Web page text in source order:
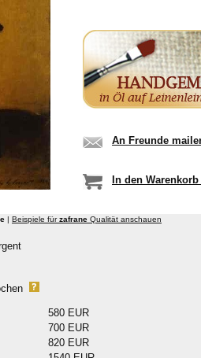
An Freunde
In den
| Beispiele fürzafrane Qualität anschauen
580 EUR
700 EUR
820 EUR